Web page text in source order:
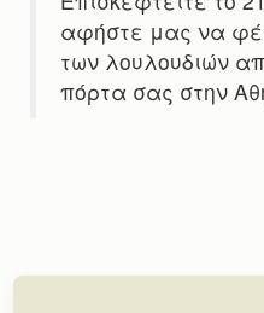
αφήστε μας να
των λουλουδιών
πόρτα σας στην